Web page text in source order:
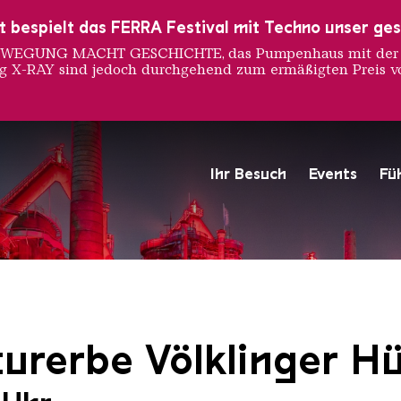
Ihr Besuch Events
Hochofengruppe in Rot
Copyright:
Völklinger
bespielt das FERRA Festival mit Techno unser
MACHT GESCHICHTE, das Pumpenhaus mit
RAY sind jedoch durchgehend zum ermäßigten Preis